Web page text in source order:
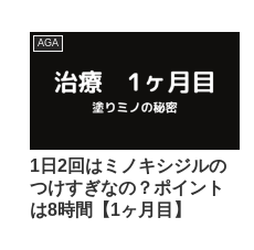
AGA
1日2回はミノキシジルの
つけすぎなの？ポイント
は8時間【1ヶ月目】